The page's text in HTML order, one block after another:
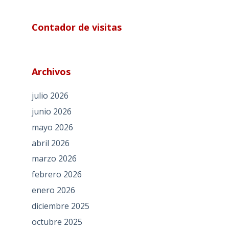
Contador de visitas
Archivos
julio 2026
junio 2026
mayo 2026
abril 2026
marzo 2026
febrero 2026
enero 2026
diciembre 2025
octubre 2025